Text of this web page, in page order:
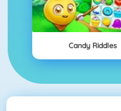
Candy Riddles